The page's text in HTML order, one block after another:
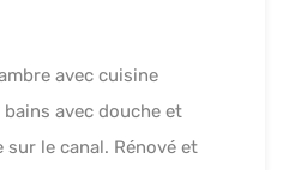
avec cuisine
avec douche et
sur le canal. Rénové et